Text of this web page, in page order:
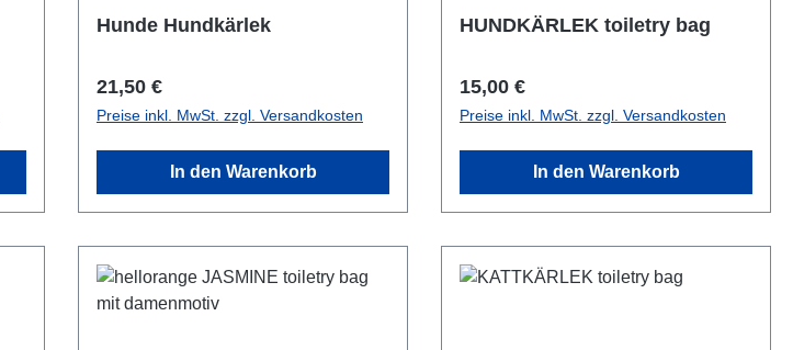
Hunde Hundkärlek
Regulärer Preis:
21,50 €
Preise inkl. MwSt. zzgl. Versandkosten
In den Warenkorb
HUNDKÄRLEK toiletry bag
Regulärer Preis:
15,00 €
Preise inkl. MwSt. zzgl. Versandkosten
In den Warenkorb